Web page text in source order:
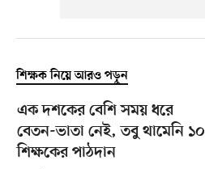
শিক্ষক নিয়ে আরও পড়ুন
এক দশকের বেশি সময় ধরে
বেতন-ভাতা নেই, তবু থামেনি ১০
শিক্ষকের পাঠদান